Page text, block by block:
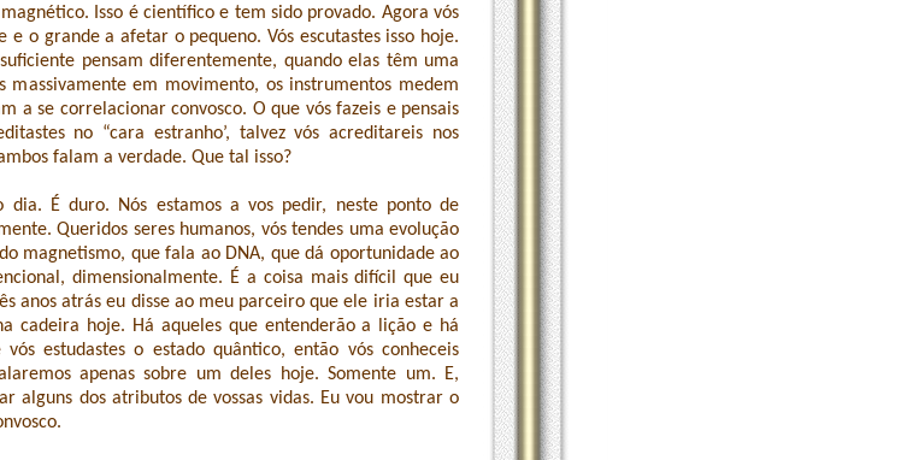
Isso é científico e tem sido provado. Agora vós
e o grande a afetar o pequeno. Vós escutastes isso hoje.
pensam diferentemente, quando elas têm uma
massivamente em movimento, os instrumentos medem
a se correlacionar convosco. O que vós fazeis e pensais
no “cara estranho’, talvez vós acreditareis nos
falam a verdade. Que tal isso?
dia. É duro. Nós estamos a vos pedir, neste ponto de
Queridos seres humanos, vós tendes uma evolução
magnetismo, que fala ao DNA, que dá oportunidade ao
dimensionalmente. É a coisa mais difícil que eu
anos atrás eu disse ao meu parceiro que ele iria estar a
cadeira hoje. Há aqueles que entenderão a lição e há
estudastes o estado quântico, então vós conheceis
apenas sobre um deles hoje. Somente um. E,
alguns dos atributos de vossas vidas. Eu vou mostrar o